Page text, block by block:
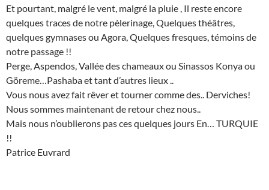
Et pourtant, malgré le vent, malgré la pluie , Il reste encore
quelques traces de notre pèlerinage, Quelques théâtres,
quelques gymnases ou Agora, Quelques fresques, témoins de
notre passage !!
Perge, Aspendos, Vallée des chameaux ou Sinassos Konya ou
Göreme…Pashaba et tant d’autres lieux ..
Vous nous avez fait rêver et tourner comme des.. Derviches!
Nous sommes maintenant de retour chez nous..
Mais nous n’oublierons pas ces quelques jours En… TURQUIE
!!
Patrice Euvrard